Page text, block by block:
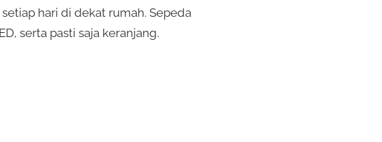
hari di dekat rumah. Sepeda
serta pasti saja keranjang.